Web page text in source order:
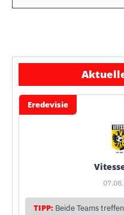
Eredevisie
TIPP: Beide Teams